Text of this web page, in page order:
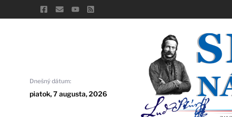
to
Dnešný dátum:
piatok, 7 augusta, 2026